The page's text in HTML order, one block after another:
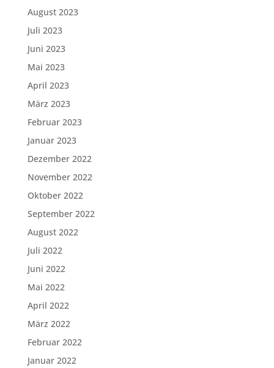
August 2023
Juli 2023
Juni 2023
Mai 2023
April 2023
März 2023
Februar 2023
Januar 2023
Dezember 2022
November 2022
Oktober 2022
September 2022
August 2022
Juli 2022
Juni 2022
Mai 2022
April 2022
März 2022
Februar 2022
Januar 2022